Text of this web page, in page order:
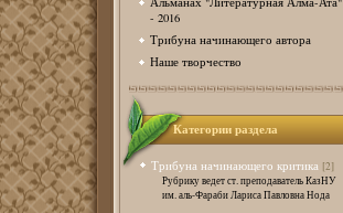
- 2016
Трибуна начинающего автора
Наше творчество
Категории раздела
Трибуна начинающего критика [2]
Рубрику ведет ст. преподаватель КазНУ
им. аль-Фараби Лариса Павловна Нода